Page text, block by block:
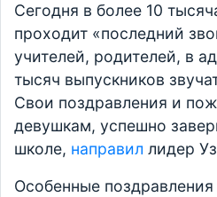
Сегодня в более 10
проходит «последний
учителей, родителей, в
тысяч выпускников
Свои поздравления и
девушкам, успешно
школе, направил лидер
Особенные